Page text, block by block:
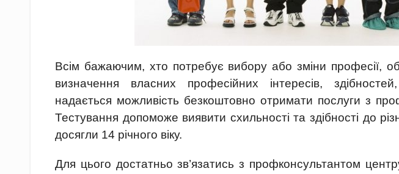
Всім бажаючим, хто потребує вибору або зміни професії,
визначення власних професійних інтересів,
надається можливість безкоштовно отримати послуги з
Тестування допоможе виявити схильності та здібності до
досягли 14 річного віку.
Для цього достатньо зв’язатись з профконсультантом